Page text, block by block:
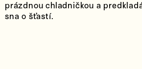
prázdnou chladničkou a
sna o šťastí.